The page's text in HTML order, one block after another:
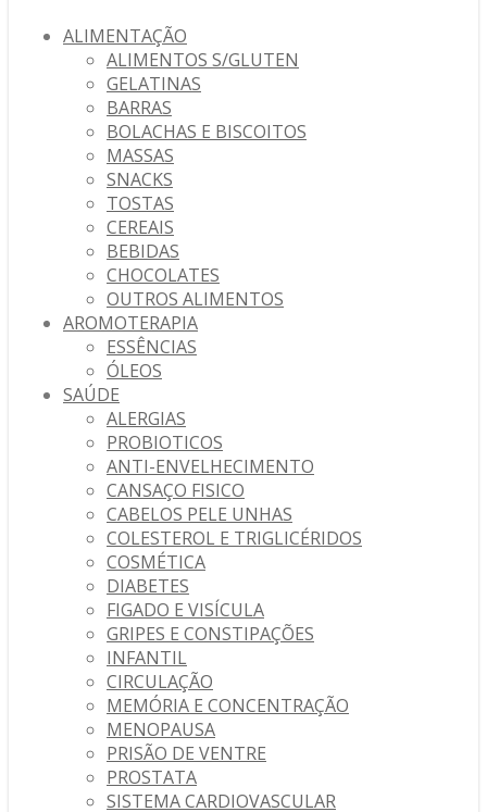
ALIMENTAÇÃO
ALIMENTOS S/GLUTEN
GELATINAS
BARRAS
BOLACHAS E BISCOITOS
MASSAS
SNACKS
TOSTAS
CEREAIS
BEBIDAS
CHOCOLATES
OUTROS ALIMENTOS
AROMOTERAPIA
ESSÊNCIAS
ÓLEOS
SAÚDE
ALERGIAS
PROBIOTICOS
ANTI-ENVELHECIMENTO
CANSAÇO FISICO
CABELOS PELE UNHAS
COLESTEROL E TRIGLICÉRIDOS
COSMÉTICA
DIABETES
FIGADO E VISÍCULA
GRIPES E CONSTIPAÇÕES
INFANTIL
CIRCULAÇÃO
MEMÓRIA E CONCENTRAÇÃO
MENOPAUSA
PRISÃO DE VENTRE
PROSTATA
SISTEMA CARDIOVASCULAR